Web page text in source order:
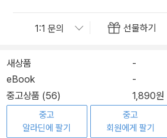
선물하기
새상품
-
eBook
-
중고상품 (56) 1,890원
중고
알라딘에 팔기
중고
회원에게 팔기